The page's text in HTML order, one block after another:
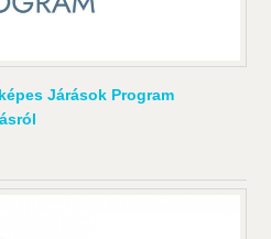
Járások Program